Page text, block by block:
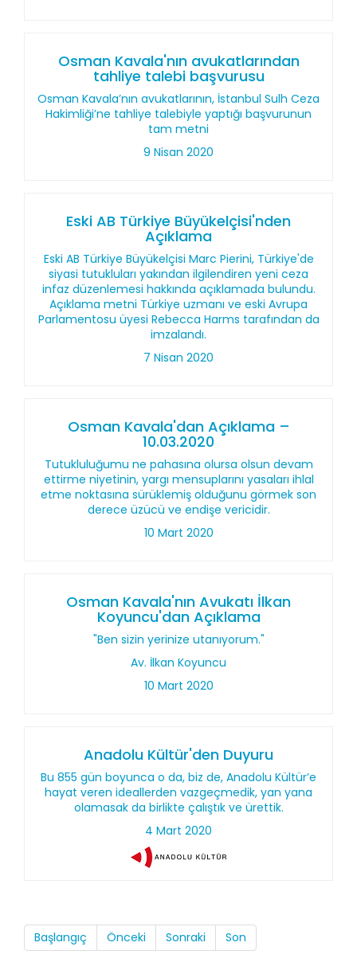
Osman Kavala'nın avukatlarından
tahliye talebi başvurusu
Osman Kavala’nın avukatlarının, İstanbul Sulh Ceza
Hakimliği’ne tahliye talebiyle yaptığı başvurunun
tam metni
9 Nisan 2020
Eski AB Türkiye Büyükelçisi'nden
Açıklama
Eski AB Türkiye Büyükelçisi Marc Pierini, Türkiye'de
siyasi tutukluları yakından ilgilendiren yeni ceza
infaz düzenlemesi hakkında açıklamada bulundu.
Açıklama metni Türkiye uzmanı ve eski Avrupa
Parlamentosu üyesi Rebecca Harms tarafından da
imzalandı.
7 Nisan 2020
Osman Kavala'dan Açıklama –
10.03.2020
Tutukluluğumu ne pahasına olursa olsun devam
ettirme niyetinin, yargı mensuplarını yasaları ihlal
etme noktasına sürüklemiş olduğunu görmek son
derece üzücü ve endişe vericidir.
10 Mart 2020
Osman Kavala'nın Avukatı İlkan
Koyuncu'dan Açıklama
"Ben sizin yerinize utanıyorum."
Av. İlkan Koyuncu
10 Mart 2020
Anadolu Kültür'den Duyuru
Bu 855 gün boyunca o da, biz de, Anadolu Kültür’e
hayat veren ideallerden vazgeçmedik, yan yana
olamasak da birlikte çalıştık ve ürettik.
4 Mart 2020
Başlangıç Önceki Sonraki Son